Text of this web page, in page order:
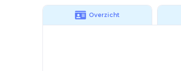
Overzicht